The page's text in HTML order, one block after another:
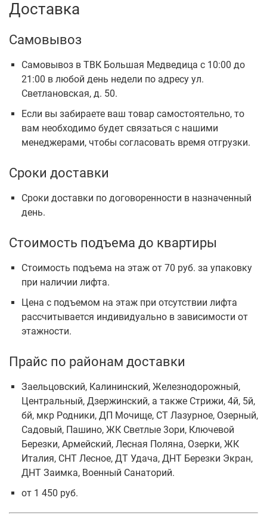
Доставка
Самовывоз
Самовывоз в ТВК Большая Медведица с 10:00 до
21:00 в любой день недели по адресу ул.
Светлановская, д. 50.
Если вы забираете ваш товар самостоятельно, то
вам необходимо будет связаться с нашими
менеджерами, чтобы согласовать время отгрузки.
Сроки доставки
Сроки доставки по договоренности в назначенный
день.
Стоимость подъема до квартиры
Стоимость подъема на этаж от 70 руб. за упаковку
при наличии лифта.
Цена с подъемом на этаж при отсутствии лифта
рассчитывается индивидуально в зависимости от
этажности.
Прайс по районам доставки
Заельцовский, Калининский, Железнодорожный,
Центральный, Дзержинский, а также Стрижи, 4й, 5й,
бй, мкр Родники, ДП Мочище, СТ Лазурное, Озерный,
Садовый, Пашино, ЖК Светлые 3ори, Ключевой
Березки, Армейский, Лесная Поляна, Озерки, ЖК
Италия, СНТ Лесное, ДТ Удача, ДНТ Березки Экран,
ДНТ Заимка, Военный Санаторий.
от 1 450 руб.